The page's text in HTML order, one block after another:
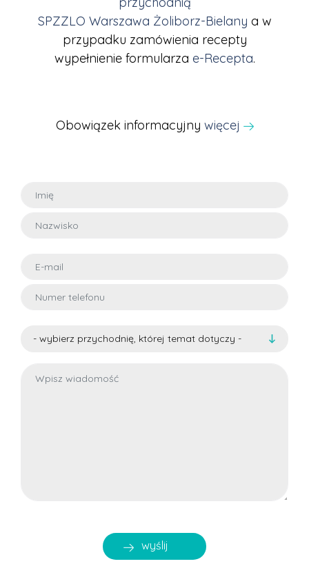
SPZZLO Warszawa Żoliborz-Bielany a w
przypadku zamówienia recepty
wypełnienie formularza e-Recepta.
Obowiązek informacyjny więcej